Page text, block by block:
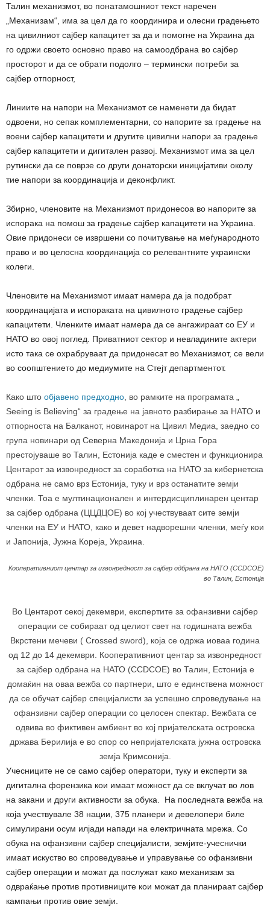
Талин механизмот, во понатамошниот текст наречен
„Механизам“, има за цел да го координира и олесни градењето
на цивилниот сајбер капацитет за да и помогне на Украина да
го одржи своето основно право на самоодбрана во сајбер
просторот и да се обрати подолго – термински потреби за
сајбер отпорност,
Линиите на напори на Механизмот се наменети да бидат
одвоени, но сепак комплементарни, со напорите за градење на
воени сајбер капацитети и другите цивилни напори за градење
сајбер капацитети и дигитален развој. Механизмот има за цел
рутински да се поврзе со други донаторски иницијативи околу
тие напори за координација и деконфликт.
Збирно, членовите на Механизмот придонесоа во напорите за
испорака на помош за градење сајбер капацитети на Украина.
Овие придонеси се извршени со почитување на меѓународното
право и во целосна координација со релевантните украински
колеги.
Членовите на Механизмот имаат намера да ја подобрат
координацијата и испораката на цивилното градење сајбер
капацитети. Членките имаат намера да се ангажираат со ЕУ и
НАТО во овој поглед. Приватниот сектор и невладините актери
исто така се охрабруваат да придонесат во Механизмот, се вели
во соопштението до медиумите на Стејт департментот.
Како што објавено предходно , во рамките на програмата „
Seeing is Believing“ за градење на јавното разбирање за НАТО и
отпорноста на Балканот, новинарот на Цивил Медиа, заедно со
група новинари од Северна Македонија и Црна Гора
престојуваше во Талин, Естонија каде е сместен и функционира
Центарот за извонредност за соработка на НАТО за кибернетска
одбрана не само врз Естонија, туку и врз останатите земји
членки. Тоа е мултинационален и интердисциплинарен центар
за сајбер одбрана (ЦЦДЦОЕ) во кој учествуваат сите земји
членки на ЕУ и НАТО, како и девет надворешни членки, меѓу кои
и Јапонија, Јужна Кореја, Украина.
Кооперативниот центар за извонредност за сајбер одбрана на НАТО (CCDCOE)
во Талин, Естонија
Во Центарот секој декември, експертите за офанзивни сајбер
операции се собираат од целиот свет на годишната вежба
Вкрстени мечеви ( Crossed sword), која се одржа иоваа година
од 12 до 14 декември. Кооперативниот центар за извонредност
за сајбер одбрана на НАТО (CCDCOE) во Талин, Естонија е
домаќин на оваа вежба со партнери, што е единствена можност
да се обучат сајбер специјалисти за успешно спроведување на
офанзивни сајбер операции со целосен спектар. Вежбата се
одвива во фиктивен амбиент во кој пријателската островска
држава Берилија е во спор со непријателската јужна островска
земја Кримсонија.
Учесниците не се само сајбер оператори, туку и експерти за
дигитална форензика кои имаат можност да се вклучат во лов
на закани и други активности за обука. На последната вежба на
која учествувале 38 нации, 375 планери и девелопери биле
симулирани осум илјади напади на електричната мрежа. Со
обука на офанзивни сајбер специјалисти, земјите-учеснички
имаат искуство во спроведување и управување со офанзивни
сајбер операции и можат да послужат како механизам за
одвраќање против противниците кои можат да планираат сајбер
кампањи против овие земји.